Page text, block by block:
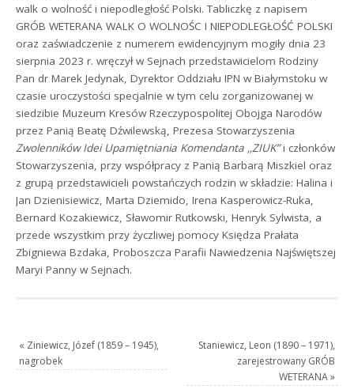
walk o wolność i niepodległość Polski. Tabliczkę z napisem
GRÓB WETERANA WALK O WOLNOŚC I NIEPODLEGŁOŚĆ POLSKI
oraz zaświadczenie z numerem ewidencyjnym mogiły dnia 23
sierpnia 2023 r. wręczył w Sejnach przedstawicielom Rodziny
Pan dr Marek Jedynak, Dyrektor Oddziału IPN w Białymstoku w
czasie uroczystości specjalnie w tym celu zorganizowanej w
siedzibie Muzeum Kresów Rzeczypospolitej Obojga Narodów
przez Panią Beatę Dźwilewską, Prezesa Stowarzyszenia
Zwolenników Idei Upamiętniania Komendanta ,,ZIUK”i członków
Stowarzyszenia, przy współpracy z Panią Barbarą Miszkiel oraz
z grupą przedstawicieli powstańczych rodzin w składzie: Halina i
Jan Dzienisiewicz, Marta Dziemido, Irena Kasperowicz-Ruka,
Bernard Kozakiewicz, Sławomir Rutkowski, Henryk Sylwista, a
przede wszystkim przy życzliwej pomocy Księdza Prałata
Zbigniewa Bzdaka, Proboszcza Parafii Nawiedzenia Najświętszej
Maryi Panny w Sejnach.
« Ziniewicz, Józef (1859 – 1945),
nagrobek
Staniewicz, Leon (1890 – 1971),
zarejestrowany GRÓB
WETERANA»